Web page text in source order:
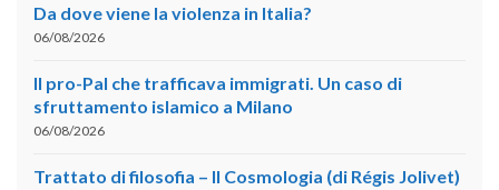
Da dove viene la violenza in Italia?
06/08/2026
Il pro-Pal che trafficava immigrati. Un caso di
sfruttamento islamico a Milano
06/08/2026
Trattato di filosofia – II Cosmologia (di Régis Jolivet)